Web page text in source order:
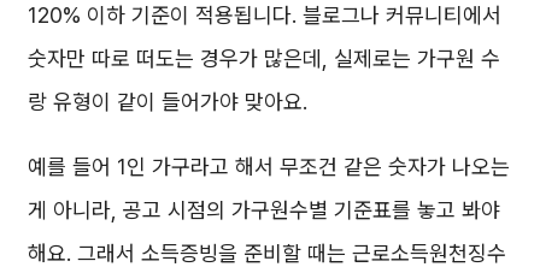
120% 이하 기준이 적용됩니다. 블로그나 커뮤니티에서
숫자만 따로 떠도는 경우가 많은데, 실제로는 가구원 수
랑 유형이 같이 들어가야 맞아요.
예를 들어 1인 가구라고 해서 무조건 같은 숫자가 나오는
게 아니라, 공고 시점의 가구원수별 기준표를 놓고 봐야
해요. 그래서 소득증빙을 준비할 때는 근로소득원천징수